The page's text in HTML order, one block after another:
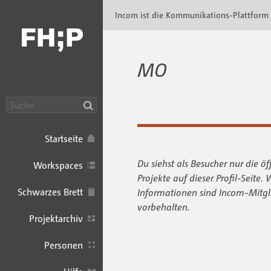
Startseite
Workspaces
Schwarzes Brett
Projektarchiv
Personen
Incom ist die Kommunikations-Plattform
MO
Du siehst als Besucher nur die
Projekte auf dieser Profil-Seite.
Informationen sind Incom-
vorbehalten.